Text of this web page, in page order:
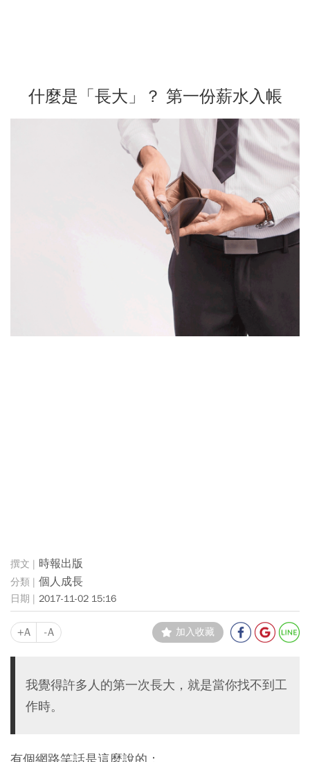
什麼是「長大」？ 第一份薪水入帳
時報出版
個人成長
2017-11-02 15:16
+A -A 加入收藏
我覺得許多人的第一次長大，就是當你找不到工
作時。